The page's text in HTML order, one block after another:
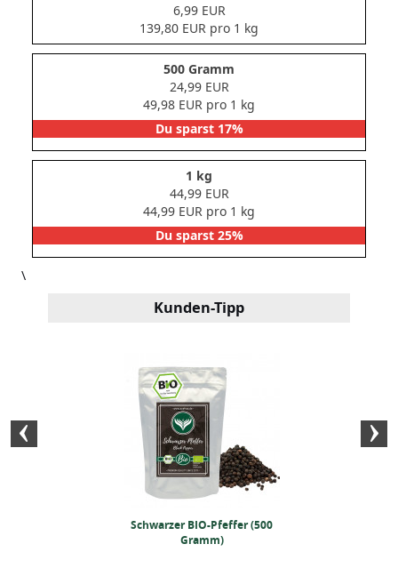
6,99 EUR
139,80 EUR pro 1 kg
500 Gramm
24,99 EUR
49,98 EUR pro 1 kg
Du sparst 17%
1 kg
44,99 EUR
44,99 EUR pro 1 kg
Du sparst 25%
\
Kunden-Tipp
Schwarzer BIO-Pfeffer (500
Gramm)